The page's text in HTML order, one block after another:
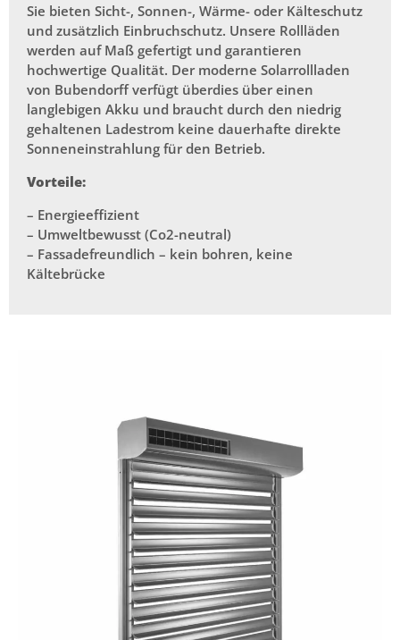
Sie bieten Sicht-, Sonnen-, Wärme- oder Kälteschutz
und zusätzlich Einbruchschutz. Unsere Rollläden
werden auf Maß gefertigt und garantieren
hochwertige Qualität. Der moderne Solarrollladen
von Bubendorff verfügt überdies über einen
langlebigen Akku und braucht durch den niedrig
gehaltenen Ladestrom keine dauerhafte direkte
Sonneneinstrahlung für den Betrieb.
Vorteile:
– Energieeffizient
– Umweltbewusst (Co2-neutral)
– Fassadefreundlich – kein bohren, keine
Kältebrücke